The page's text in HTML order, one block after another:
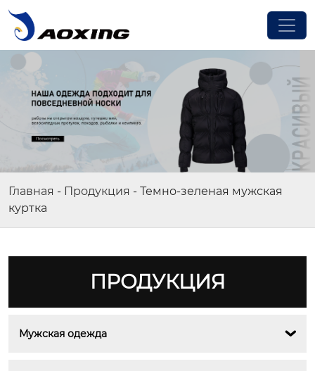
Главная - Продукция - Темно-зеленая мужская
куртка
ПРОДУКЦИЯ
Мужская одежда 